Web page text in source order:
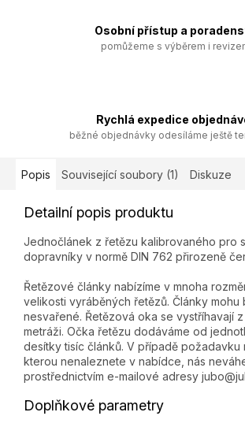
Osobní přístup a
pomůžeme s výběrem i
Rychlá expedice
běžné objednávky odesíláme ještě
Popis Související soubory (1) Diskuze
Detailní popis produktu
Jednočlánek z řetězu kalibrovaného pro
dopravníky v normě DIN 762 přirozeně
Řetězové články nabízíme v mnoha
velikosti vyráběných řetězů. Články mohu
nesvařené. Řetězová oka se vystříhavají
metráži. Očka řetězu dodáváme od
desítky tisíc článků. V případě požadavku
kterou nenaleznete v nabídce, nás
prostřednictvím e-mailové adresy
Doplňkové parametry